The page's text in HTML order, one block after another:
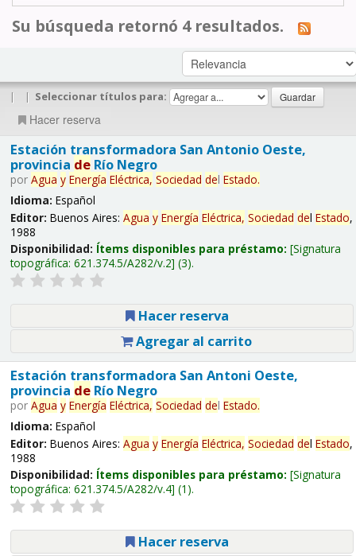
Su búsqueda retornó 4 resultados.
| | Seleccionar títulos para:
Hacer reserva
Estación transformadora San Antonio Oeste,
provincia deRío Negro
por Agua y Energía Eléctrica, Sociedad del Estado.
Idioma: Español
Editor: Buenos Aires: Agua y Energía Eléctrica, Sociedad del Estado,
1988
Disponibilidad: Ítems disponibles para préstamo: Signatura
topográfica: 621.374.5/A282/v.2 (3).
Hacer reserva
Agregar al carrito
Estación transformadora San Antoni Oeste,
provincia deRío Negro
por Agua y Energía Eléctrica, Sociedad del Estado.
Idioma: Español
Editor: Buenos Aires: Agua y Energía Eléctrica, Sociedad del Estado,
1988
Disponibilidad: Ítems disponibles para préstamo: Signatura
topográfica: 621.374.5/A282/v.4 (1).
Hacer reserva